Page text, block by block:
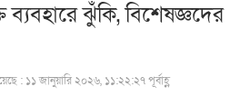
ব্যবহারে ঝুঁকি, বিশেষজ্ঞদের
: ১১ জানুয়ারি ২০২৬, ১১:২২:২৭ পূর্বাহ্ণ